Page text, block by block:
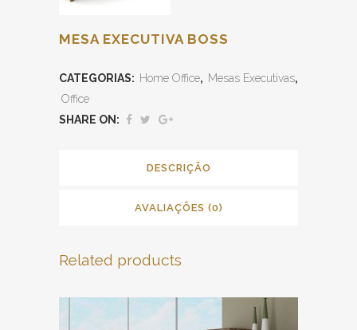
MESA EXECUTIVA BOSS
CATEGORIAS: Home Office, Mesas Executivas,
Office
SHARE ON:
DESCRIÇÃO
AVALIAÇÕES (0)
Related products